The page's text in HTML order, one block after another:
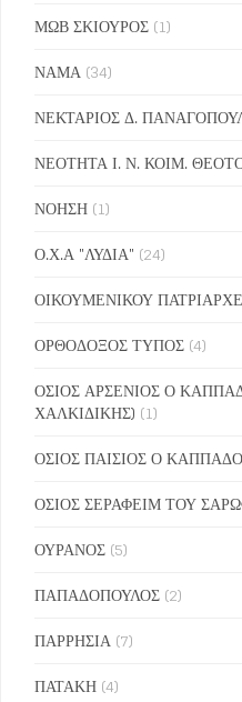
ΜΩΒ ΣΚΙΟΥΡΟΣ (1)
ΝΑΜΑ (34)
ΝΕΚΤΑΡΙΟΣ Δ.
ΝΕΟΤΗΤΑ Ι. Ν. ΚΟΙΜ.
ΝΟΗΣΗ (1)
Ο.Χ.Α "ΛΥΔΙΑ" (24)
ΟΙΚΟΥΜΕΝΙΚΟΥ
ΟΡΘΟΔΟΞΟΣ ΤΥΠΟΣ (4)
ΟΣΙΟΣ ΑΡΣΕΝΙΟΣ Ο
ΧΑΛΚΙΔΙΚΗΣ) (1)
ΟΣΙΟΣ ΠΑΙΣΙΟΣ Ο
ΟΣΙΟΣ ΣΕΡΑΦΕΙΜ ΤΟΥ
ΟΥΡΑΝΟΣ (5)
ΠΑΠΑΔΟΠΟΥΛΟΣ (2)
ΠΑΡΡΗΣΙΑ (7)
ΠΑΤΑΚΗ (4)